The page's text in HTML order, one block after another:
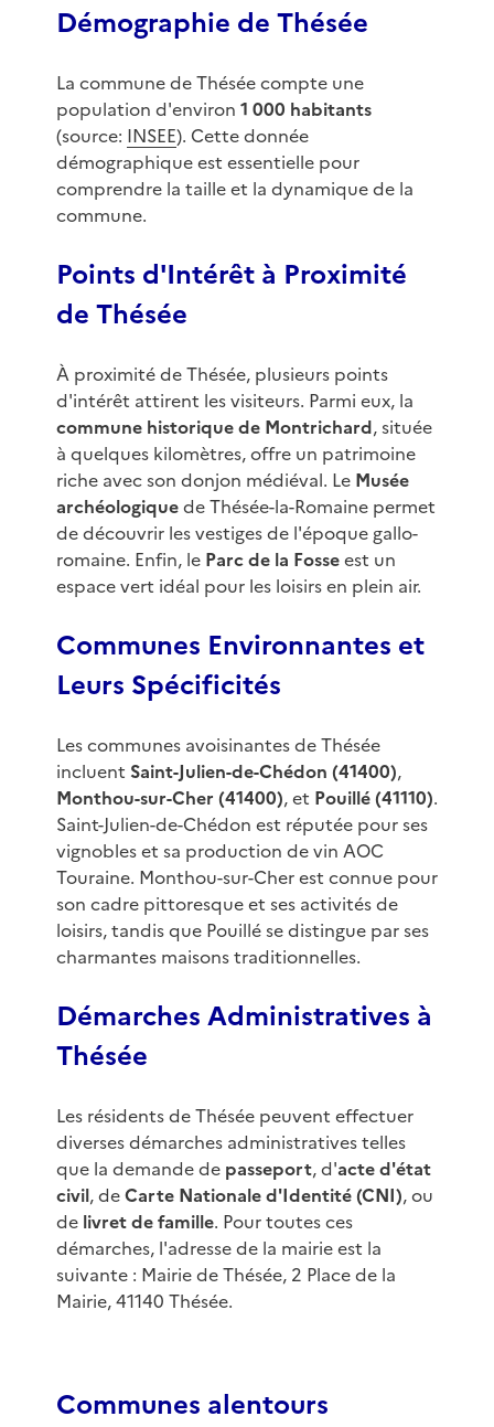
Démographie de Thésée
La commune de Thésée compte une
population d'environ 1 000 habitants
(source: INSEE). Cette donnée
démographique est essentielle pour
comprendre la taille et la dynamique de la
commune.
Points d'Intérêt à Proximité
de Thésée
À proximité de Thésée, plusieurs points
d'intérêt attirent les visiteurs. Parmi eux, la
commune historique de Montrichard, située
à quelques kilomètres, offre un patrimoine
riche avec son donjon médiéval. Le Musée
archéologiquede Thésée-la-Romaine permet
de découvrir les vestiges de l'époque gallo-
romaine. Enfin, le Parc de la Fosseest un
espace vert idéal pour les loisirs en plein air.
Communes Environnantes et
Leurs Spécificités
Les communes avoisinantes de Thésée
incluent Saint-Julien-de-Chédon (41400),
Monthou-sur-Cher (41400), et Pouillé (41110).
Saint-Julien-de-Chédon est réputée pour ses
vignobles et sa production de vin AOC
Touraine. Monthou-sur-Cher est connue pour
son cadre pittoresque et ses activités de
loisirs, tandis que Pouillé se distingue par ses
charmantes maisons traditionnelles.
Démarches Administratives à
Thésée
Les résidents de Thésée peuvent effectuer
diverses démarches administratives telles
que la demande de passeport, d'acte d'état
civil, deCarte Nationale d'Identité (CNI), ou
de livret de famille. Pour toutes ces
démarches, l'adresse de la mairie est la
suivante : Mairie de Thésée, 2 Place de la
Mairie, 41140 Thésée.
Communes alentours